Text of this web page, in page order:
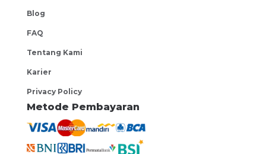
Hub QC Senior Supervisor
Astro Technologies Indonesia
Maintenance Officer
negotiable
Blog
FAQ
Tentang Kami
Karier
Privacy Policy
Metode Pembayaran